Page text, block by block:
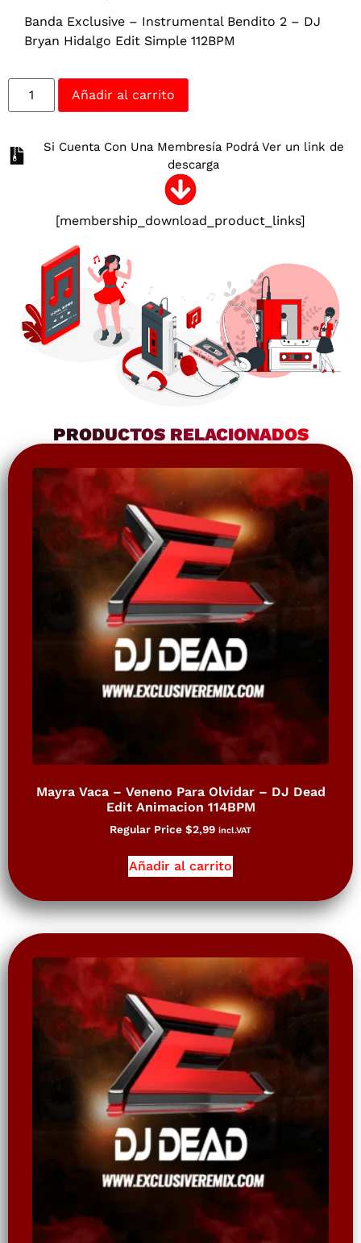
Banda Exclusive – Instrumental Bendito 2 – DJ
Bryan Hidalgo Edit Simple 112BPM
Añadir al carrito
Si Cuenta Con Una Membresía Podrá Ver un link de
descarga
[membership_download_product_links]
PRODUCTOS RELACIONADOS
Mayra Vaca – Veneno Para Olvidar – DJ Dead
Edit Animacion 114BPM
Regular Price $2,99 incl.VAT
Añadir al carrito